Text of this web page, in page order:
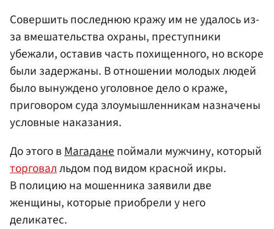
Совершить последнюю кражу им не удалось из-
за вмешательства охраны, преступники
убежали, оставив часть похищенного, но вскоре
были задержаны. В отношении молодых людей
было вынуждено уголовное дело о краже,
приговором суда злоумышленникам назначены
условные наказания.
До этого вМагаданепоймали мужчину, который
торговалльдом под видом красной икры.
В полицию на мошенника заявили две
женщины, которые приобрели у него
деликатес.